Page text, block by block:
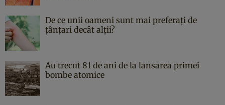
De ce unii oameni sunt mai preferați de
țânțari decât alții?
Au trecut 81 de ani de la lansarea primei
bombe atomice